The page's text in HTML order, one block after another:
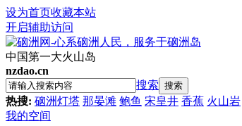
设为首页收藏本站
开启辅助访问
中国第一大火山岛
nzdao.cn
搜索 搜索
热搜: 硇洲灯塔 那晏滩 鲍鱼 宋皇井 香蕉 火山岩
我的空间